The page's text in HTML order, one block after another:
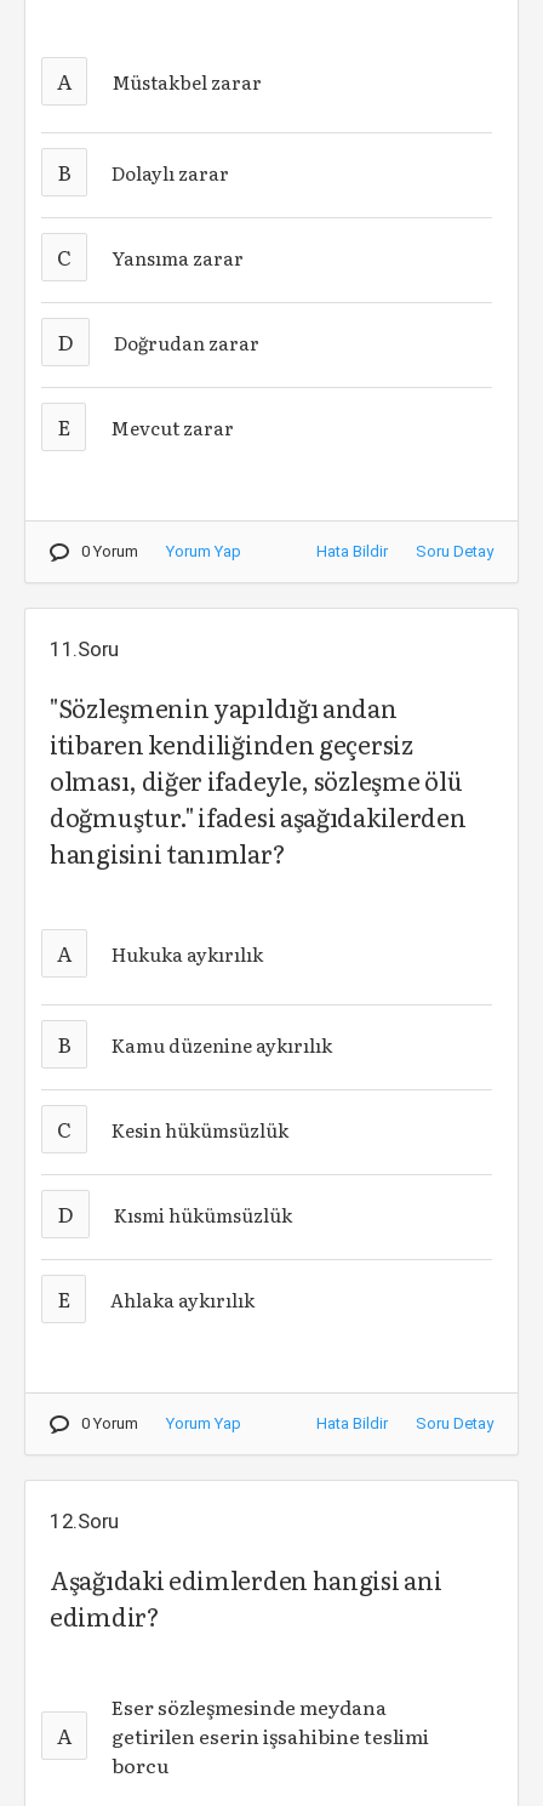
A Müstakbel zarar
B Dolaylı zarar
C Yansıma zarar
D Doğrudan zarar
E Mevcut zarar
0 Yorum Yorum Yap Hata Bildir Soru Detay
11.Soru
"Sözleşmenin yapıldığı andan
itibaren kendiliğinden geçersiz
olması, diğer ifadeyle, sözleşme ölü
doğmuştur." ifadesi aşağıdakilerden
hangisini tanımlar?
A Hukuka aykırılık
B Kamu düzenine aykırılık
C Kesin hükümsüzlük
D Kısmi hükümsüzlük
E Ahlaka aykırılık
0 Yorum Yorum Yap Hata Bildir Soru Detay
12.Soru
Aşağıdaki edimlerden hangisi ani
edimdir?
A
Eser sözleşmesinde meydana
getirilen eserin işsahibine teslimi
borcu